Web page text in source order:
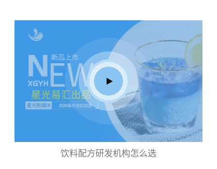
饮料配方研发机构怎么选